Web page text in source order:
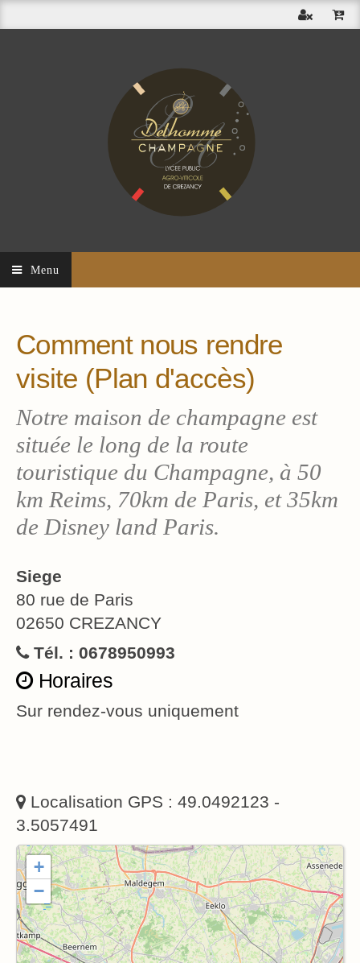
Menu
Comment nous rendre
visite (Plan d'accès)
Notre maison de champagne est
située le long de la route
touristique du Champagne, à 50
km Reims, 70km de Paris, et 35km
de Disney land Paris.
Siege
80 rue de Paris
02650 CREZANCY
Tél. : 0678950993
Horaires
Sur rendez-vous uniquement
Localisation GPS : 49.0492123 -
3.5057491
+
−